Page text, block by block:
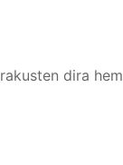
dira